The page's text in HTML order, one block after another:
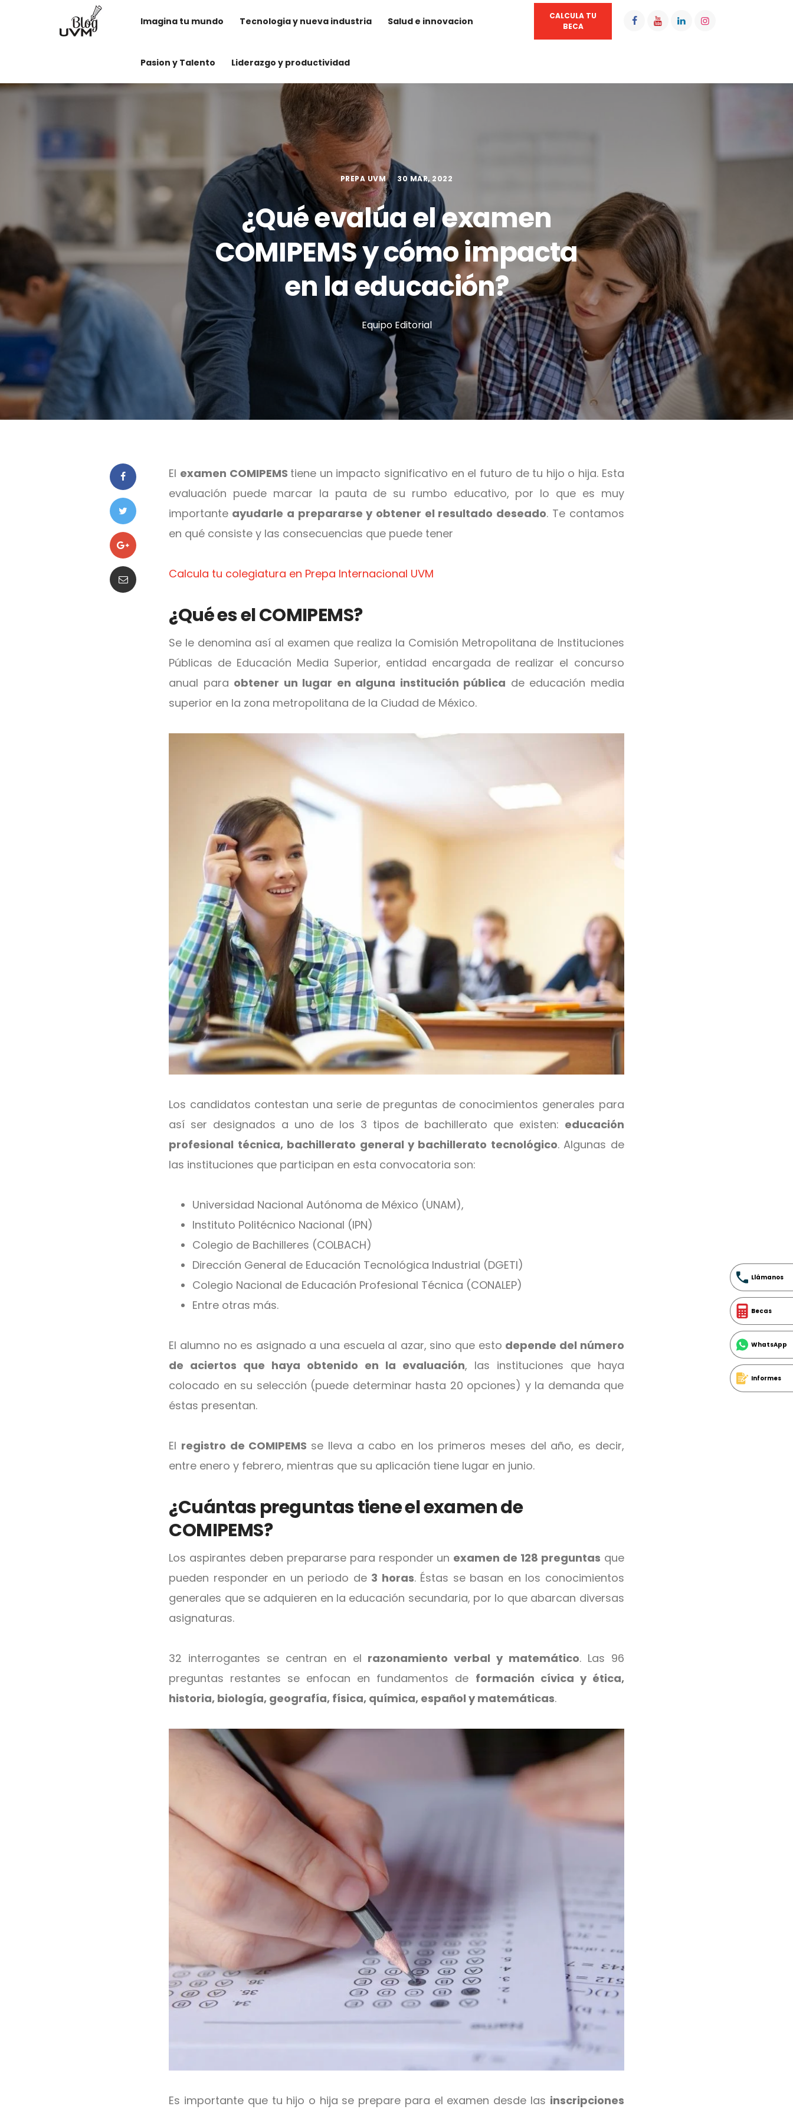
Imagina tu mundo Tecnologia y nueva industria Salud e innovacion
Pasion y Talento Liderazgo y productividad
CALCULA TU
BECA
PREPA UVM 30 MAR, 2022
¿Qué evalúa el examen
COMIPEMS y cómo impacta
en la educación?
Equipo Editorial
El examen COMIPEMS tiene un impacto significativo en el futuro de tu hijo o hija. Esta
evaluación puede marcar la pauta de su rumbo educativo, por lo que es muy
importante ayudarle a prepararse y obtener el resultado deseado. Te contamos
en qué consiste y las consecuencias que puede tener
Calcula tu colegiatura en Prepa Internacional UVM
¿Qué es el COMIPEMS?
Se le denomina así al examen que realiza la Comisión Metropolitana de Instituciones
Públicas de Educación Media Superior, entidad encargada de realizar el concurso
anual para obtener un lugar en alguna institución pública de educación media
superior en la zona metropolitana de la Ciudad de México.
Los candidatos contestan una serie de preguntas de conocimientos generales para
así ser designados a uno de los 3 tipos de bachillerato que existen: educación
profesional técnica, bachillerato general y bachillerato tecnológico. Algunas de
las instituciones que participan en esta convocatoria son:
Universidad Nacional Autónoma de México (UNAM),
Instituto Politécnico Nacional (IPN)
Colegio de Bachilleres (COLBACH)
Dirección General de Educación Tecnológica Industrial (DGETI)
Colegio Nacional de Educación Profesional Técnica (CONALEP)
Entre otras más.
El alumno no es asignado a una escuela al azar, sino que esto depende del número
de aciertos que haya obtenido en la evaluación, las instituciones que haya
colocado en su selección (puede determinar hasta 20 opciones) y la demanda que
éstas presentan.
El registro de COMIPEMS se lleva a cabo en los primeros meses del año, es decir,
entre enero y febrero, mientras que su aplicación tiene lugar en junio.
¿Cuántas preguntas tiene el examen de
COMIPEMS?
Los aspirantes deben prepararse para responder un examen de 128 preguntas que
pueden responder en un periodo de 3 horas. Éstas se basan en los conocimientos
generales que se adquieren en la educación secundaria, por lo que abarcan diversas
asignaturas.
32 interrogantes se centran en el razonamiento verbal y matemático. Las 96
preguntas restantes se enfocan en fundamentos de formación cívica y ética,
historia, biología, geografía, física, química, español y matemáticas.
Es importante que tu hijo o hija se prepare para el examen desde las inscripciones
Llámanos
Becas
WhatsApp
Informes